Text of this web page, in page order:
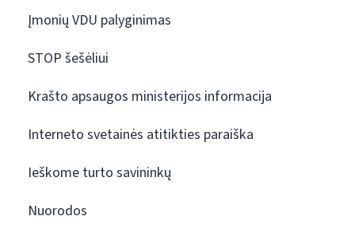
Įmonių VDU palyginimas
STOP šešėliui
Krašto apsaugos ministerijos informacija
Interneto svetainės atitikties paraiška
Ieškome turto savininkų
Nuorodos